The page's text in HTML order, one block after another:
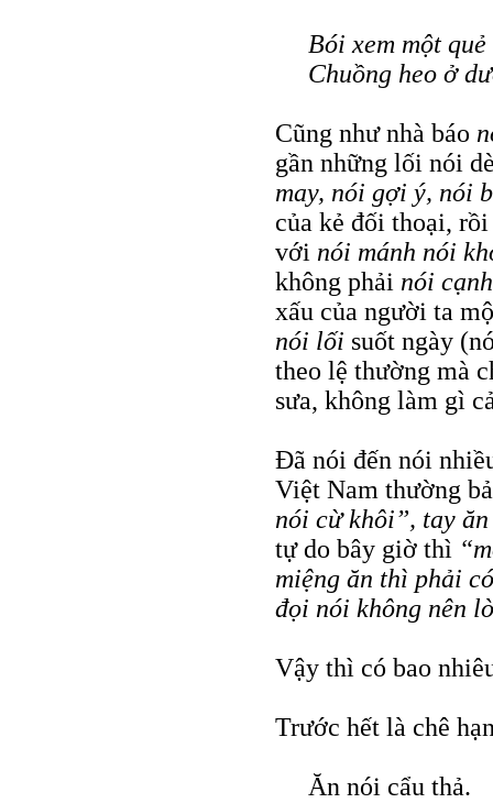
Bói xem một
Chuồng heo ở
Cũng như nhà báo
gần những lối nói
may, nói gợi ý, nói
của kẻ đối thoại,
với nói mánh nói
không phải nói
xấu của người ta
nói lối suốt ngày
theo lệ thường mà
sưa, không làm gì
Đã nói đến nói
Việt Nam thường
nói cừ khôi”, tay
tự do bây giờ thì
miệng ăn thì phải
đọi nói không nên
Vậy thì có bao
Trước hết là chê
Ăn nói cẩu thả.